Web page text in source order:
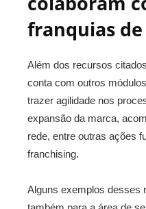
franquias
Além dos recursos
conta com outros
trazer agilidade nos
expansão da marca,
rede, entre outras ações
franchising.
Alguns exemplos desses